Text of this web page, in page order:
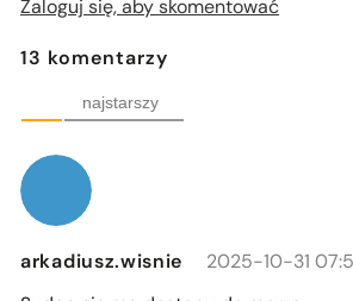
Zaloguj się, aby skomentować
13 komentarzy
najstarszy
arkadiusz.wisnie
2025-10-31